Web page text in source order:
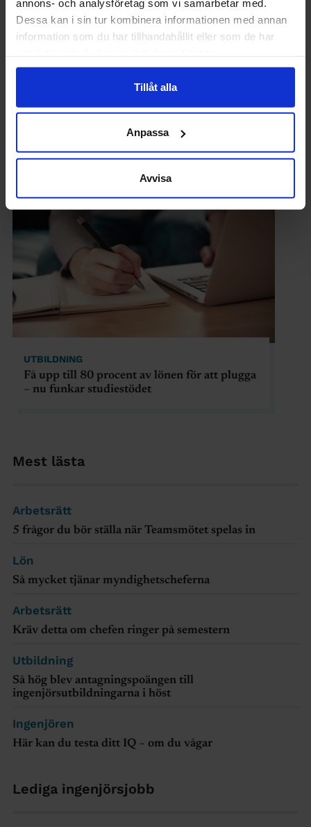
annons- och analysföretag som vi samarbetar med.
Dessa kan i sin tur kombinera informationen med annan
information som du har tillhandahållit eller som de har
Tillåt alla
Anpassa
Avvisa
Mest lästa
Arbetsrätt
5 frågor du bör ställa när Teamsmötet spelas in
Lön
Så mycket tjänar myndighetscheferna
Arbetsrätt
Kräv detta om chefen ringer på semestern
Utbildning
Så hög blev antagningspoängen till
ingenjörsutbildningarna i höst
Ingenjören
Här kan du testa ditt IQ – om du vågar
Lediga ingenjörsjobb
PÅ JOBBET
UTBILDNING
Få upp till 80 procent av lönen för att plugga
– nu funkar studiestödet